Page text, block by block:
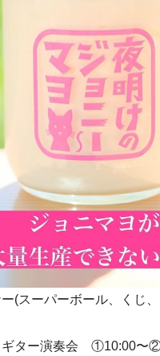
(スーパーボール、くじ
ター演奏会 ①10:00〜